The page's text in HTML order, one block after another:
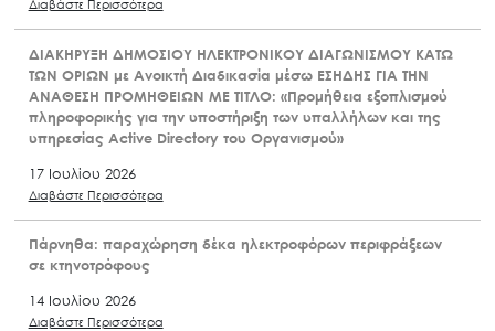
Διαβάστε Περισσότερα
ΔΙΑΚΗΡΥΞΗ ΔΗΜΟΣΙΟΥ ΗΛΕΚΤΡΟΝΙΚΟΥ ΔΙΑΓΩΝΙΣΜΟΥ ΚΑΤΩ
ΤΩΝ ΟΡΙΩΝ με Ανοικτή Διαδικασία μέσω ΕΣΗΔΗΣ ΓΙΑ ΤΗΝ
ΑΝΑΘΕΣΗ ΠΡΟΜΗΘΕΙΩΝ ΜΕ ΤΙΤΛΟ: «Προμήθεια εξοπλισμού
πληροφορικής για την υποστήριξη των υπαλλήλων και της
υπηρεσίας Active Directory του Οργανισμού»
17 Ιουλίου 2026
Διαβάστε Περισσότερα
Πάρνηθα: παραχώρηση δέκα ηλεκτροφόρων περιφράξεων
σε κτηνοτρόφους
14 Ιουλίου 2026
Διαβάστε Περισσότερα